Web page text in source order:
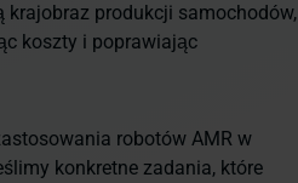
produkcji samochodów,
koszty i poprawiając
robotów AMR w
konkretne zadania, które